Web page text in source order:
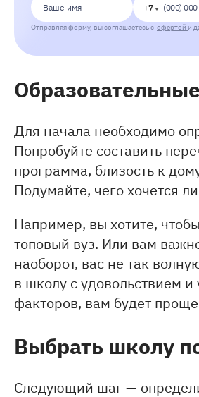
+7
Отправляя форму, вы соглашаетесь с офертой и
Для начала необходимо
Попробуйте составить
программа, близость к
Подумайте, чего хочется
Например, вы хотите,
топовый вуз. Или вам
наоборот, вас не так
в школу с удовольствием
факторов, вам будет
Выбрать школу
Следующий шаг —